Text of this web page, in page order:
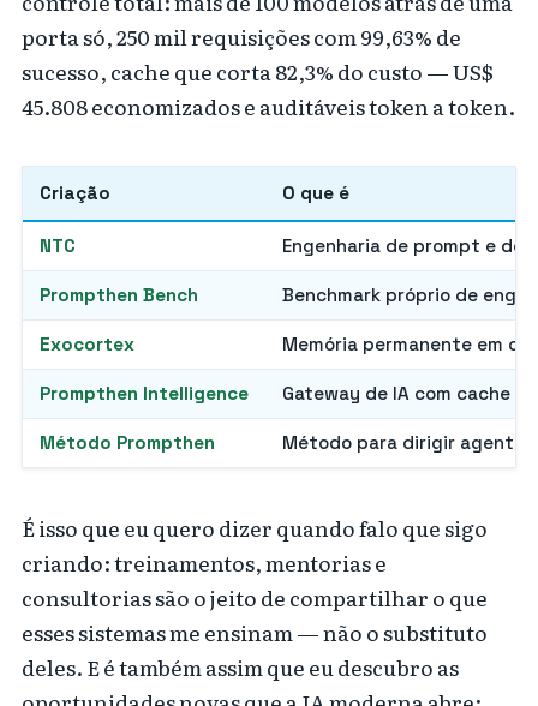
porta só, 250 mil requisições com 99,63% de
sucesso, cache que corta 82,3% do custo — US$
45.808 economizados e auditáveis token a token.
Criação O que é
NTC Engenharia de prompt e
Prompthen Bench Benchmark próprio de
Exocortex Memória permanente em
Prompthen Intelligence Gateway de IA com cache
Método Prompthen Método para dirigir agentes
É isso que eu quero dizer quando falo que sigo
criando: treinamentos, mentorias e
consultorias são o jeito de compartilhar o que
esses sistemas me ensinam — não o substituto
deles. E é também assim que eu descubro as